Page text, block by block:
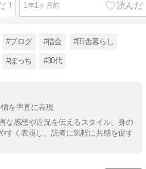
1年1ヶ月前
#ブログ #借金 #田舎暮らし
#ぼっち #30代
を率直に表現
な感想や近況を伝えるスタイル。身の
すく表現し、読者に気軽に共感を促す